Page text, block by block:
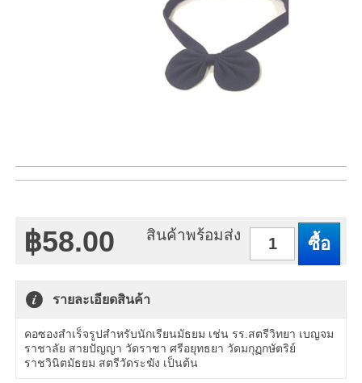
฿58.00 สินค้าพร้อมส่ง
รายละเอียดสินค้า
คอซองสำเร็จรูปสำหรับนักเรียนมัธยม เช่น รร.สตรีวิทยา เบญจม
ราชาลัย สายปัญญา วัดราชา ศรีอยุทธยา วัดมกุฏกษัตริย์
ราชวินิตมัธยม สตรีวัดระฆัง เป็นต้น